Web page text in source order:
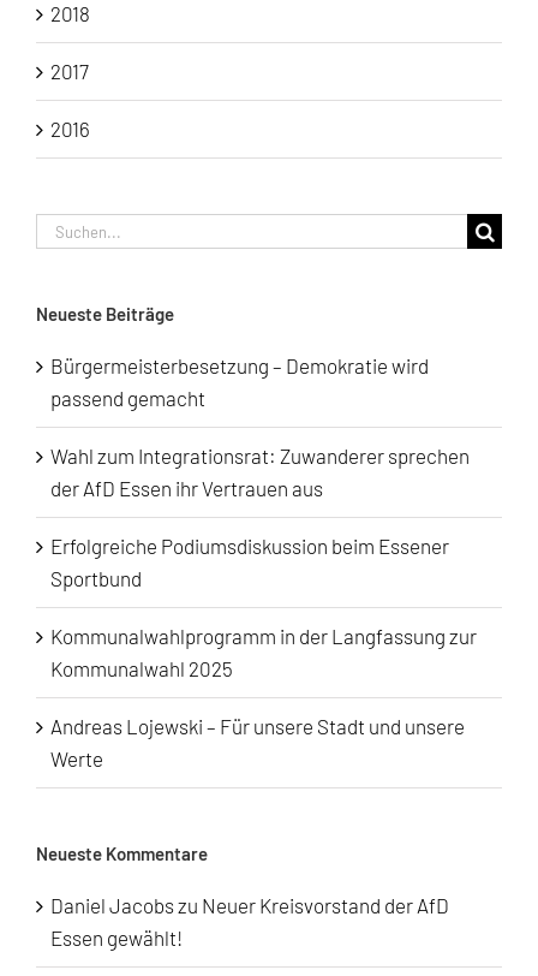
2018
2017
2016
Suche
Neueste Beiträge
Bürgermeisterbesetzung – Demokratie wird
passend gemacht
Wahl zum Integrationsrat: Zuwanderer sprechen
der AfD Essen ihr Vertrauen aus
Erfolgreiche Podiumsdiskussion beim Essener
Sportbund
Kommunalwahlprogramm in der Langfassung zur
Kommunalwahl 2025
Andreas Lojewski – Für unsere Stadt und unsere
Werte
Neueste Kommentare
Daniel Jacobszu Neuer Kreisvorstand der AfD
Essen gewählt!